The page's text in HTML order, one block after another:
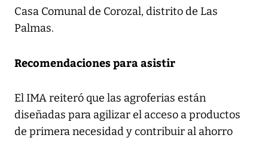
Casa Comunal de Corozal, distrito de Las
Palmas.
Recomendaciones para asistir
El IMA reiteró que las agroferias están
diseñadas para agilizar el acceso a productos
de primera necesidad y contribuir al ahorro